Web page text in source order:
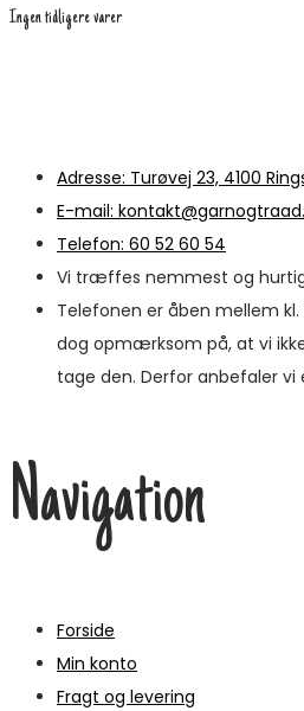
Ingen tidligere varer
Adresse: Turøvej 23, 4100
E-mail:
Telefon: 60 52 60 54
Vi træffes nemmest og
Telefonen er åben mellem
dog opmærksom på, at vi
tage den. Derfor anbefaler vi
Navigation
Forside
Min konto
Fragt og levering